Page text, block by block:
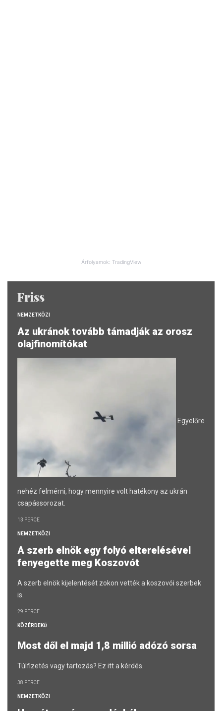
Árfolyamok: TradingView
Friss
NEMZETKÖZI
Az ukránok tovább támadják az orosz
olajfinomítókat
Egyelőre
nehéz felmérni, hogy mennyire volt hatékony az ukrán
csapássorozat.
13 PERCE
NEMZETKÖZI
A szerb elnök egy folyó elterelésével
fenyegette meg Koszovót
A szerb elnök kijelentését zokon vették a koszovói szerbek
is.
29 PERCE
KÖZÉRDEKŰ
Most dől el majd 1,8 millió adózó sorsa
Túlfizetés vagy tartozás? Ez itt a kérdés.
38 PERCE
NEMZETKÖZI